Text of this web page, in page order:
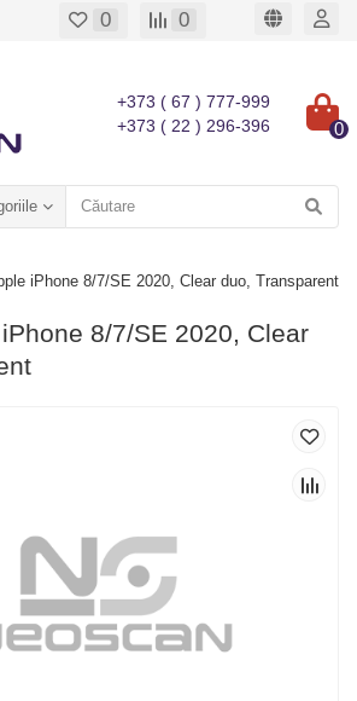
0 0
+373 ( 67 ) 777-999
+373 ( 22 ) 296-396
0
iPhone 8/7/SE 2020, Clear duo, Transparent
8/7/SE 2020, Clear